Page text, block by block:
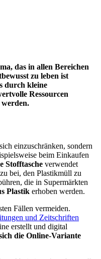
das in allen Bereichen
zu leben ist
durch kleine
Ressourcen
werden.
einzuschränken, sondern
beim Einkaufen
Stofftasche verwendet
bei, den Plastikmüll zu
die in Supermärkten
Plastik erhoben werden.
Fällen vermeiden.
und Zeitschriften
erstellt und digital
die Online-Variante